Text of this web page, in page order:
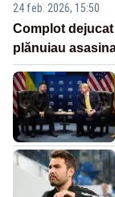
24 feb. 2026, 15:50
Complot
plănuiau